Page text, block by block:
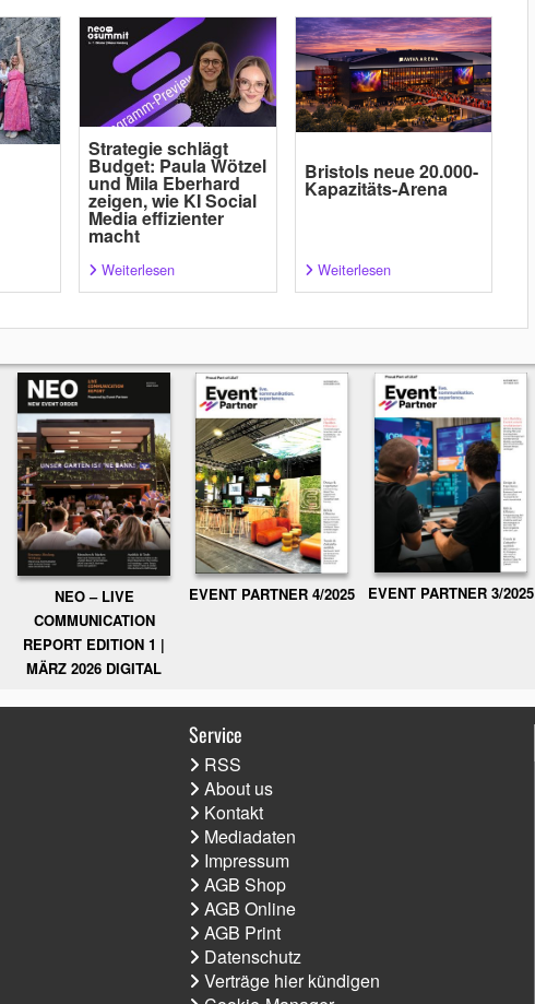
Strategie schlägt
Budget: Paula Wötzel
und Mila Eberhard
zeigen, wie KI Social
Media effizienter
macht
Weiterlesen
Bristols neue 20.000-
Kapazitäts-Arena
Weiterlesen
NEO – LIVE
COMMUNICATION
REPORT EDITION 1 |
MÄRZ 2026 DIGITAL
EVENT PARTNER 4/2025 EVENT PARTNER 3/2025
Service
RSS
About us
Kontakt
Mediadaten
Impressum
AGB Shop
AGB Online
AGB Print
Datenschutz
Verträge hier kündigen